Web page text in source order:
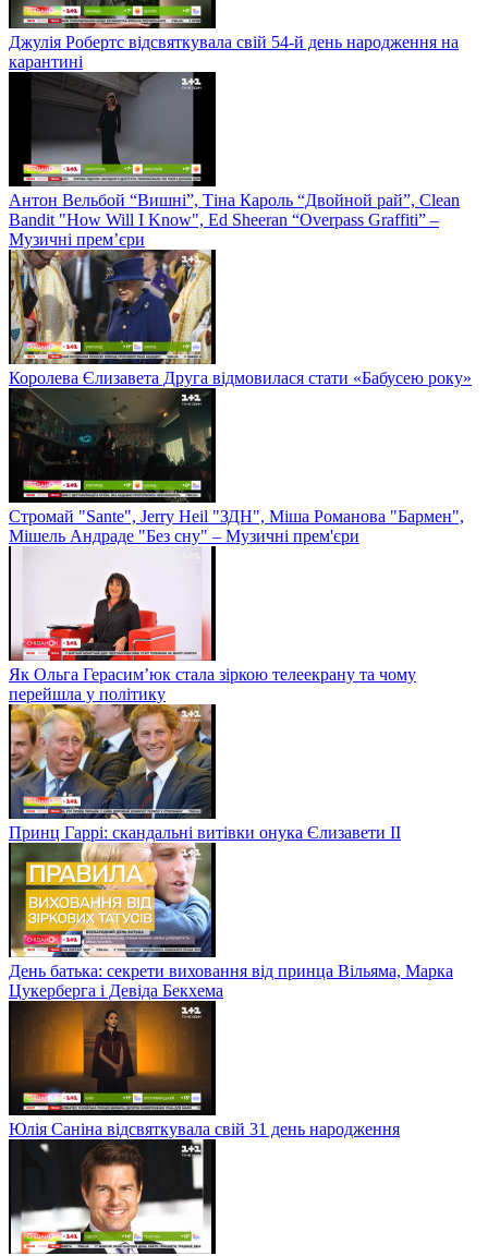
Джулія Робертс відсвяткувала свій 54-й день народження на
карантині
Антон Вельбой “Вишні”, Тіна Кароль “Двойной рай”, Clean
Bandit "How Will I Know", Ed Sheeran “Overpass Graffiti” –
Музичні прем’єри
Королева Єлизавета Друга відмовилася стати «Бабусею року»
Стромай "Sante", Jerry Heil "ЗДН", Міша Романова "Бармен",
Мішель Андраде "Без сну" – Музичні прем'єри
Як Ольга Герасим’юк стала зіркою телеекрану та чому
перейшла у політику
Принц Гаррі: скандальні витівки онука Єлизавети II
День батька: секрети виховання від принца Вільяма, Марка
Цукерберга і Девіда Бекхема
Юлія Саніна відсвяткувала свій 31 день народження